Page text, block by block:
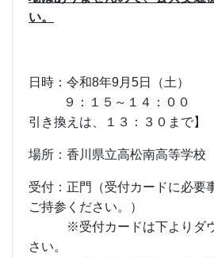
い。
日時：令和8年9月 5日（土）
９：１５～１４：００ 【
引き換えは、１３：３０まで】
場所：香川県立高松南高等学
受付：正門（受付カードに必要
ご持参ください。）
※受付カードは下よりダウ
さい。